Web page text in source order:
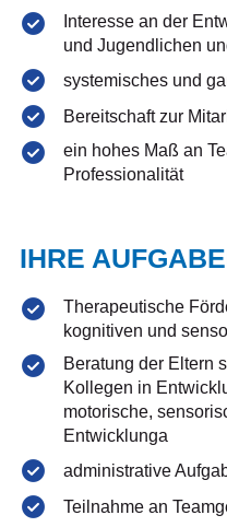
Interesse an der
und Jugendlichen
systemisches und
Bereitschaft zur
ein hohes Maß an
Professionalität
IHRE
Therapeutische
kognitiven und
Beratung der Eltern
Kollegen in
motorische,
Entwicklunga
administrative
Teilnahme an